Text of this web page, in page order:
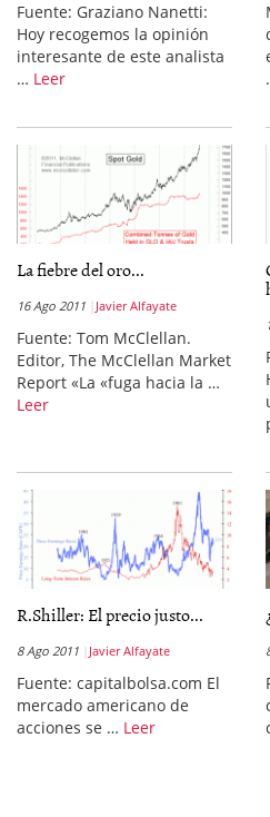
Fuente: Graziano Nanetti:
Hoy recogemos la opinión
interesante de este analista
… Leer
La fiebre del oro...
16 Ago 2011 Javier Alfayate
Fuente: Tom McClellan.
Editor, The McClellan Market
Report «La «fuga hacia la …
Leer
R.Shiller: El precio justo...
8 Ago 2011 Javier Alfayate
Fuente: capitalbolsa.com El
mercado americano de
acciones se … Leer